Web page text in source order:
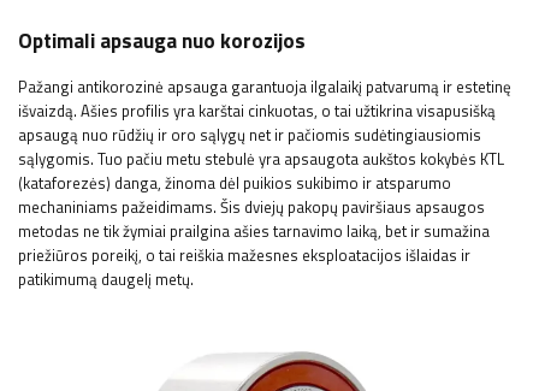
Optimali apsauga nuo korozijos
Pažangi antikorozinė apsauga garantuoja ilgalaikį patvarumą ir estetinę
išvaizdą. Ašies profilis yra karštai cinkuotas, o tai užtikrina visapusišką
apsaugą nuo rūdžių ir oro sąlygų net ir pačiomis sudėtingiausiomis
sąlygomis. Tuo pačiu metu stebulė yra apsaugota aukštos kokybės KTL
(kataforezės) danga, žinoma dėl puikios sukibimo ir atsparumo
mechaniniams pažeidimams. Šis dviejų pakopų paviršiaus apsaugos
metodas ne tik žymiai prailgina ašies tarnavimo laiką, bet ir sumažina
priežiūros poreikį, o tai reiškia mažesnes eksploatacijos išlaidas ir
patikimumą daugelį metų.